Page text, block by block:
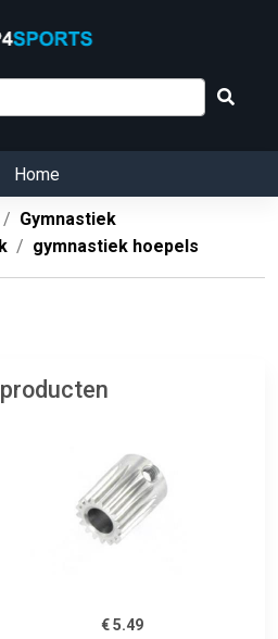
Home
Gymnastiek
gymnastiek hoepels
€ 5.49